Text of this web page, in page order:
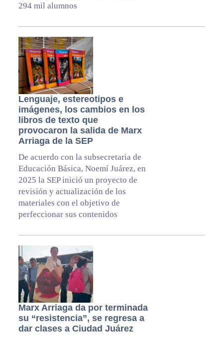
294 mil alumnos
Lenguaje, estereotipos e
imágenes, los cambios en los
libros de texto que
provocaron la salida de Marx
Arriaga de la SEP
De acuerdo con la subsecretaria de
Educación Básica, Noemí Juárez, en
2025 la SEP inició un proyecto de
revisión y actualización de los
materiales con el objetivo de
perfeccionar sus contenidos
Marx Arriaga da por terminada
su “resistencia”, se regresa a
dar clases a Ciudad Juárez